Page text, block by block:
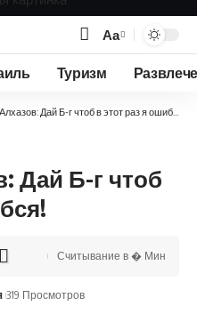
Изменение
размера
Аа
Туризм
Дай Б-г чтоб в этот раз я ошибся!
Дай Б-г чтоб
319 Просмотров
Считывание в � Мин